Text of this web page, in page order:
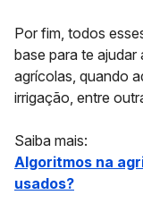
Por fim, todos
base para te
agrícolas, quando
irrigação, entre
Saiba mais:
Algoritmos na
usados?